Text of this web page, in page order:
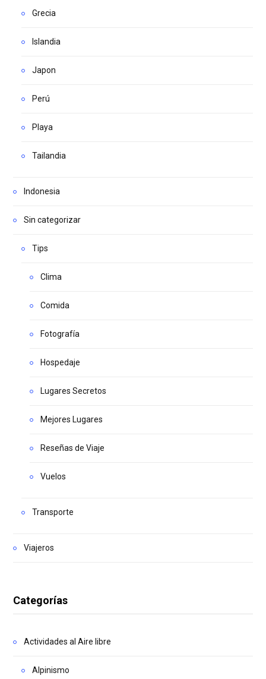
Grecia
Islandia
Japon
Perú
Playa
Tailandia
Indonesia
Sin categorizar
Tips
Clima
Comida
Fotografía
Hospedaje
Lugares Secretos
Mejores Lugares
Reseñas de Viaje
Vuelos
Transporte
Viajeros
Categorías
Actividades al Aire libre
Alpinismo